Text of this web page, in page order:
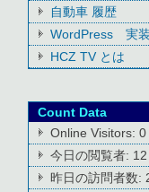
自動車 履歴
WordPress 実
HCZ TV とは
Count Data
Online Visitors:0
今日の閲覧者: 12
昨日の訪問者数: